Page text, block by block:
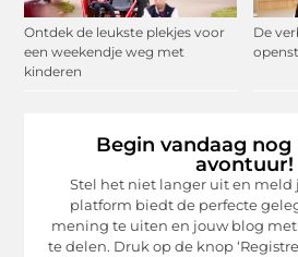
Ontdek de leukste plekjes voor
een weekendje weg met
kinderen
De
Begin vandaag
avontuur!
Stel het niet langer uit en meld
platform biedt de perfecte
mening te uiten en jouw blog
te delen. Druk op de knop